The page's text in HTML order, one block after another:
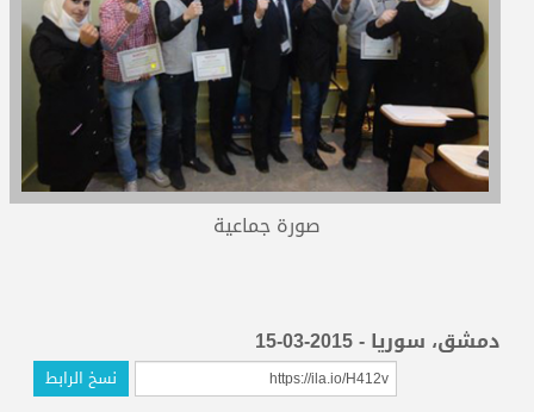
صورة جماعية
دمشق، سوريا - 2015-03-15
نسخ الرابط